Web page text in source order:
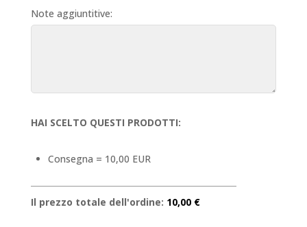
Note aggiuntitive:
HAI SCELTO QUESTI PRODOTTI:
Consegna = 10,00 EUR
Il prezzo totale dell'ordine: 10,00 €